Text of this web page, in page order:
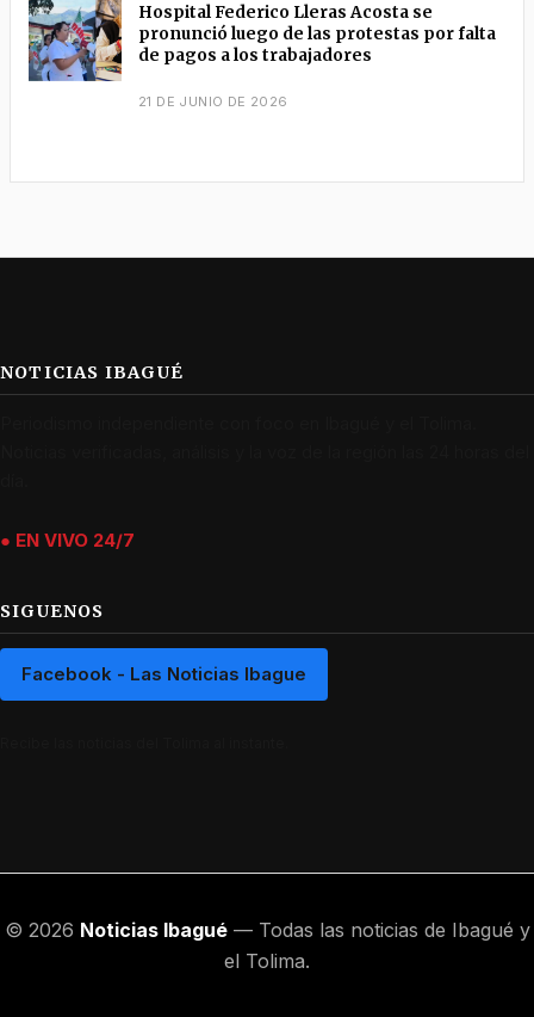
Hospital Federico Lleras Acosta se
pronunció luego de las protestas por falta
de pagos a los trabajadores
21 DE JUNIO DE 2026
NOTICIAS IBAGUÉ
● EN VIVO 24/7
SIGUENOS
Facebook - Las Noticias Ibague
© 2026 Noticias Ibagué— Todas las noticias de Ibagué y
el Tolima.